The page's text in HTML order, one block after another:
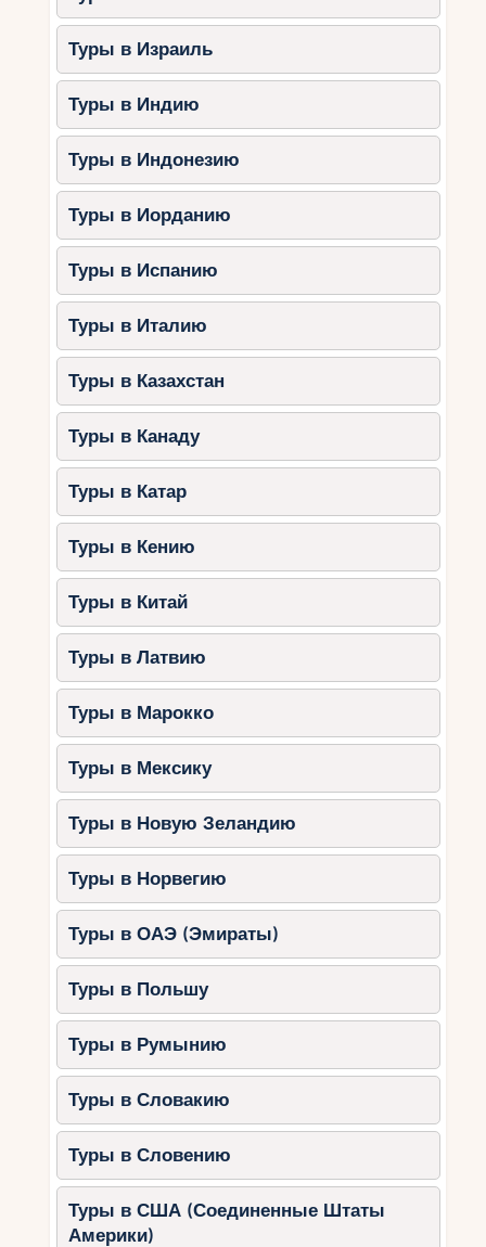
Туры в Израиль
Туры в Индию
Туры в Индонезию
Туры в Иорданию
Туры в Испанию
Туры в Италию
Туры в Казахстан
Туры в Канаду
Туры в Катар
Туры в Кению
Туры в Китай
Туры в Латвию
Туры в Марокко
Туры в Мексику
Туры в Новую Зеландию
Туры в Норвегию
Туры в ОАЭ (Эмираты)
Туры в Польшу
Туры в Румынию
Туры в Словакию
Туры в Словению
Туры в США (Соединенные Штаты
Америки)